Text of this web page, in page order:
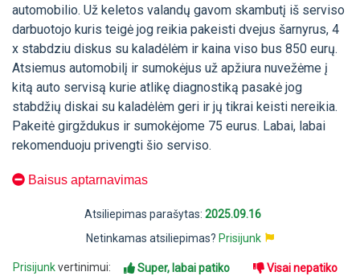
automobilio. Už keletos valandų gavom skambutį iš serviso
darbuotojo kuris teigė jog reikia pakeisti dvejus šarnyrus, 4
x stabdziu diskus su kaladėlėm ir kaina viso bus 850 eurų.
Atsiemus automobilį ir sumokėjus už apžiura nuvežėme į
kitą auto servisą kurie atlikę diagnostiką pasakė jog
stabdžių diskai su kaladėlėm geri ir jų tikrai keisti nereikia.
Pakeitė girgždukus ir sumokėjome 75 eurus. Labai, labai
rekomenduoju privengti šio serviso.
Baisus aptarnavimas
Atsiliepimas parašytas: 2025.09.16
Netinkamas atsiliepimas? Prisijunk
Prisijunkvertinimui: Super, labai patiko Visai nepatiko